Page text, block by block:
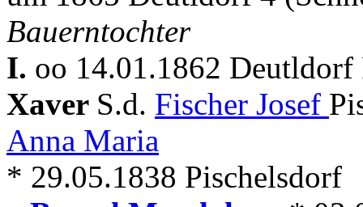
Bauerntochter
I. oo 14.01.1862
Xaver S.d. Fischer Josef
Anna Maria
* 29.05.1838 Pischelsdorf